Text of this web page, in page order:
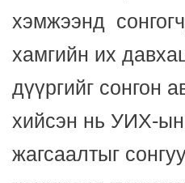
хэмжээнд
хамгийн их
дүүргийг сонгон
хийсэн нь УИХ-ын
жагсаалтыг